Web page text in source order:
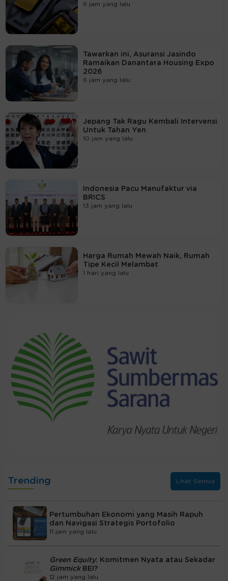
6 jam yang lalu
Tawarkan ini, Asuransi Jasindo
Ramaikan Danantara Housing Expo
2026
6 jam yang lalu
Jepang Tak Ragu Kembali Intervensi
Untuk Tahan Yen
10 jam yang lalu
Indonesia Pacu Manufaktur via
BRICS
13 jam yang lalu
Harga Rumah Mewah Naik, Rumah
Tipe Kecil Melambat
1 hari yang lalu
Trending Lihat Semua
Pertumbuhan Ekonomi yang Masih Rapuh
dan Navigasi Strategis Portofolio
11 jam yang lalu
Green Equity: Komitmen Nyata atau Sekadar
Gimmick BEI?
12 jam yang lalu